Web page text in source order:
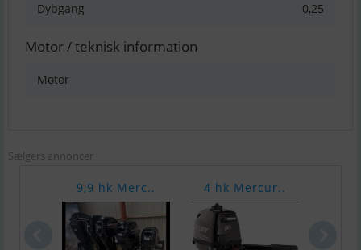
Dybgang 0,25
Motor / teknisk information
Motor
Sælgers annoncer
9,9 hk Merc.. 4 hk Mercur..